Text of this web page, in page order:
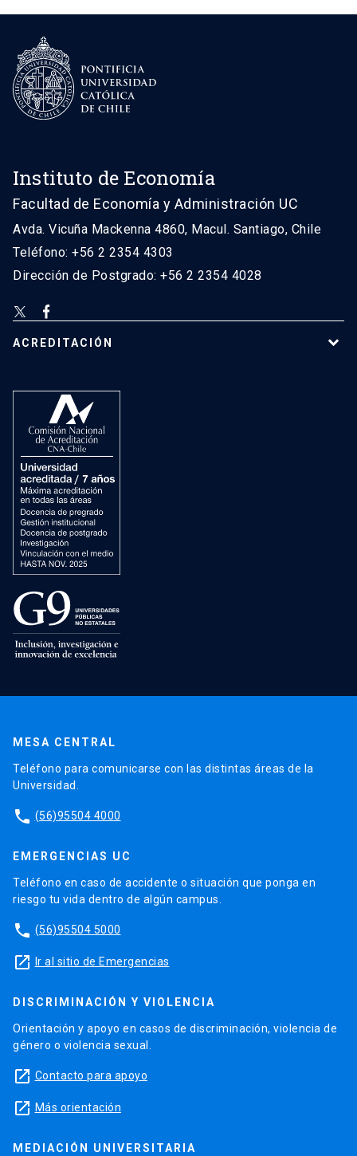
Instituto de Economía
Facultad de Economía y Administración UC
Avda. Vicuña Mackenna 4860, Macul. Santiago, Chile
Teléfono: +56 2 2354 4303
Dirección de Postgrado: +56 2 2354 4028
ACREDITACIÓN
MESA CENTRAL
Teléfono para comunicarse con las distintas áreas de la
Universidad.
phone (56)95504 4000
EMERGENCIAS UC
Teléfono en caso de accidente o situación que ponga en
riesgo tu vida dentro de algún campus.
phone (56)95504 5000
launch Ir al sitio de Emergencias
DISCRIMINACIÓN Y VIOLENCIA
Orientación y apoyo en casos de discriminación, violencia de
género o violencia sexual.
launch Contacto para apoyo
launch Más orientación
MEDIACIÓN UNIVERSITARIA